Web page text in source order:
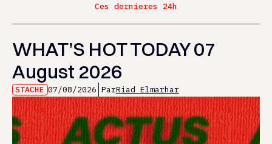
Ces dernieres 24h
WHAT’S HOT TODAY 07
August 2026
STACHE 07/08/2026 ParRiad Elmarhar